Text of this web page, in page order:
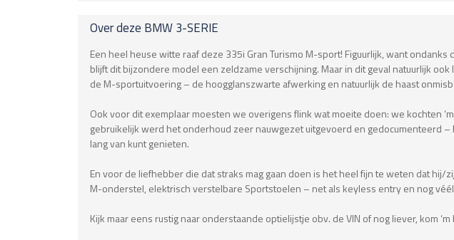
Over deze BMW 3-SERIE
Een heel heuse witte raaf deze 335i Gran Turismo M-sport! Figuurlijk, want
blijft dit bijzondere model een zeldzame verschijning. Maar in dit geval natuurlijk
de M-sportuitvoering – de hoogglanszwarte afwerking en natuurlijk de haast
Ook voor dit exemplaar moesten we overigens flink wat moeite doen: we kochten
gebruikelijk werd het onderhoud zeer nauwgezet uitgevoerd en gedocumenteerd
lang van kunt genieten.
En voor de liefhebber die dat straks mag gaan doen is het heel fijn te weten dat
M-onderstel, elektrisch verstelbare Sportstoelen – net als keyless entry en nog
Kijk maar eens rustig naar onderstaande optielijstje obv. de VIN of nog liever, kom